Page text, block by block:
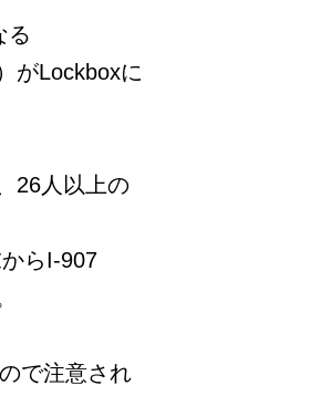
る
がLockboxに
26人以上の
らI-907
で注意され